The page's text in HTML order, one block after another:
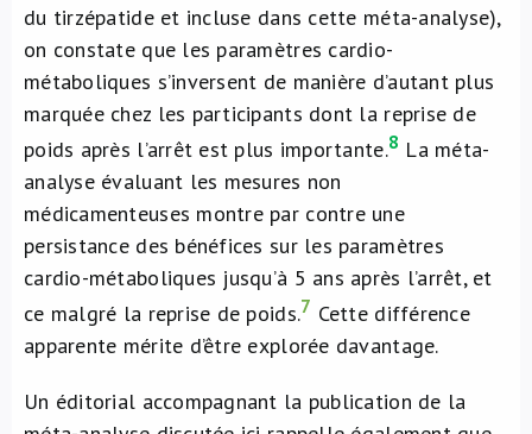
du tirzépatide et incluse dans cette méta-analyse),
on constate que les paramètres cardio-
métaboliques s’inversent de manière d’autant plus
marquée chez les participants dont la reprise de
poids après l’arrêt est plus importante.8 La méta-
analyse évaluant les mesures non
médicamenteuses montre par contre une
persistance des bénéfices sur les paramètres
cardio-métaboliques jusqu’à 5 ans après l’arrêt, et
ce malgré la reprise de poids.7 Cette différence
apparente mérite d’être explorée davantage.
Un éditorial accompagnant la publication de la